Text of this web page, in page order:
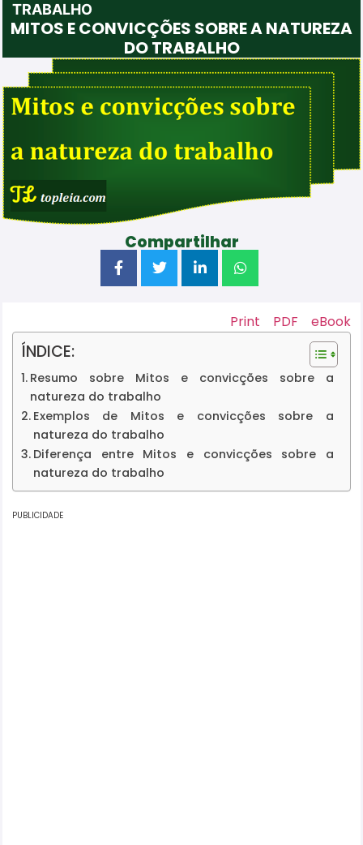
TRABALHO
MITOS E CONVICÇÕES SOBRE A NATUREZA
DO TRABALHO
Compartilhar
Print PDF eBook
ÍNDICE:
Resumo sobre Mitos e convicções sobre a
natureza do trabalho
Exemplos de Mitos e convicções sobre a
natureza do trabalho
Diferença entre Mitos e convicções sobre a
natureza do trabalho
PUBLICIDADE